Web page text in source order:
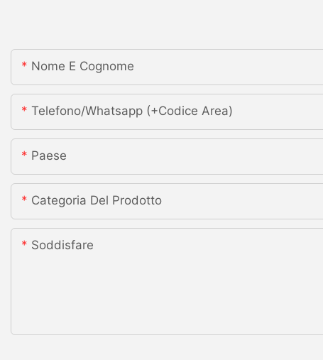
Nome E Cognome
Telefono/whatsapp (+codice Area)
Paese
Categoria Del Prodotto
Soddisfare